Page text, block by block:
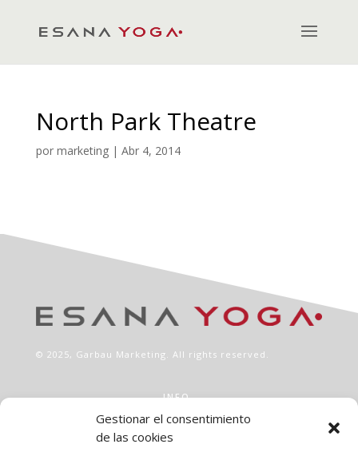
Gestionar el consentimiento
de las cookies
North Park Theatre
por marketing| Abr 4, 2014
© 2025, Garbau Marketing. All rights reserved.
INFO
Aviso legal
Política de privacidad